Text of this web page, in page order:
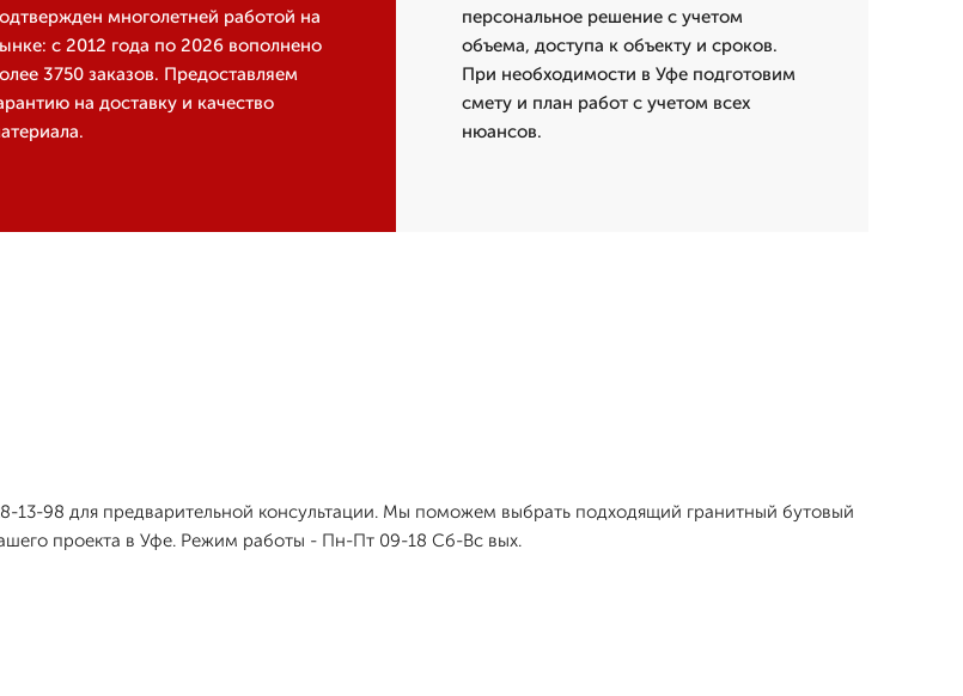
многолетней работой на
с 2012 года по 2026 вополнено
3750 заказов. Предоставляем
на доставку и качество
персональное решение с учетом
объема, доступа к объекту и сроков.
При необходимости в Уфе подготовим
смету и план работ с учетом всех
нюансов.
13-98 для предварительной консультации. Мы поможем выбрать подходящий гранитный бутовый
проекта в Уфе. Режим работы - Пн-Пт 09-18 Сб-Вс вых.